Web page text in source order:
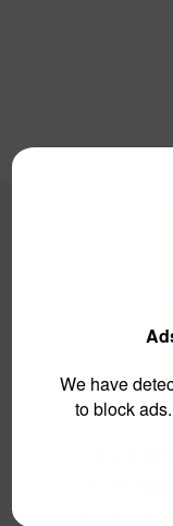
et
We have
to block